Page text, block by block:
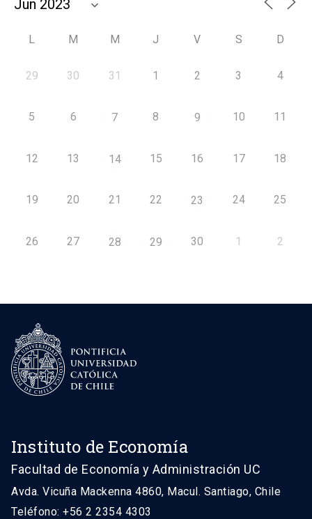
L M M J V S D
29 30 31 1 2 3 4
5 6 7 8 9 10 11
12 13 14 15 16 17 18
19 20 21 22 23 24 25
26 27 28 29 30 1 2
Instituto de Economía
Facultad de Economía y Administración UC
Avda. Vicuña Mackenna 4860, Macul. Santiago, Chile
Teléfono: +56 2 2354 4303